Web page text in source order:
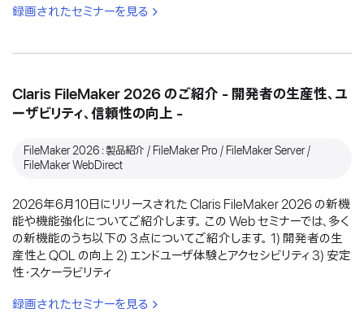
録画されたセミナーを見る
Claris FileMaker 2026 のご紹介 - 開発者の生産性、ユ
ーザビリティ、信頼性の向上 -
FileMaker 2026：製品紹介 / FileMaker Pro / FileMaker Server /
FileMaker WebDirect
2026年6月10日にリリースされた Claris FileMaker 2026 の新機
能や機能強化についてご紹介します。 この Web セミナーでは、多く
の新機能のうち以下の 3点についてご紹介します。 1) 開発者の生
産性と QOL の向上 2) エンドユーザ体験とアクセシビリティ 3) 安定
性・スケーラビリティ
録画されたセミナーを見る